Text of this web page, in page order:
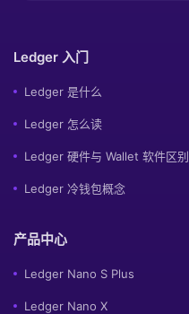
Ledger 入门
Ledger 是什么
Ledger 怎么读
Ledger 硬件与 Wallet 软件区别
Ledger 冷钱包概念
产品中心
Ledger Nano S Plus
Ledger Nano X